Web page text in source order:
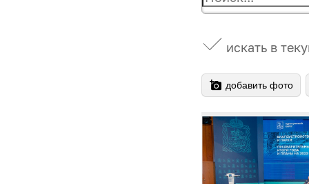
искать в
добавить фото